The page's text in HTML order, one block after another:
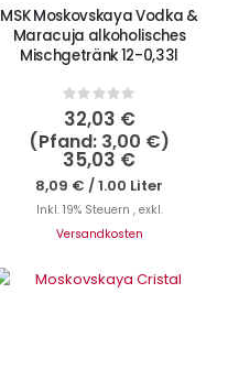
MSK Moskovskaya Vodka &
Maracuja alkoholisches
Mischgetränk 12-0,33l
Rating:
0%
32,03 €
3,00 €
35,03 €
8,09 € /1.00 Liter
Inkl. 19% Steuern , exkl.
Versandkosten
Nicht auf Lager